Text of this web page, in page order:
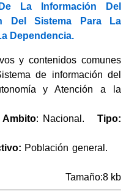
La Información Del
Del Sistema Para La
Dependencia.
y contenidos comunes
de información del
y Atención a la
Ambito: Nacional. Tipo:
Población general.
Tamaño:8 kb